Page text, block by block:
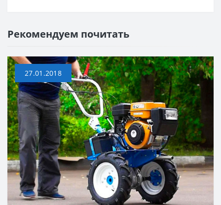
Рекомендуем почитать
27.01.2018